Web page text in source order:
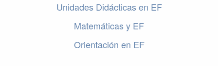
Unidades Didácticas en EF
Matemáticas y EF
Orientación en EF